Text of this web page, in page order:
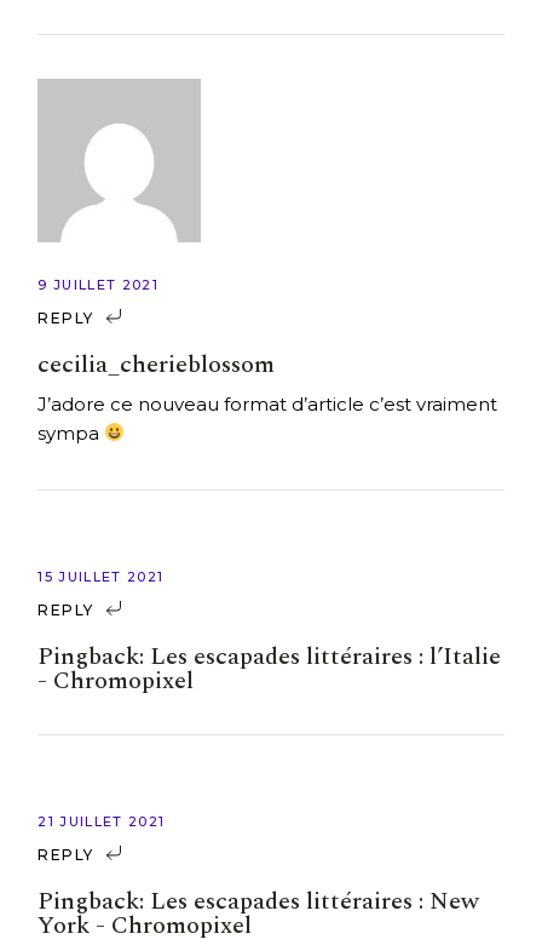
9 JUILLET 2021
REPLY
cecilia_cherieblossom
J’adore ce nouveau format d’article c’est vraiment
sympa
15 JUILLET 2021
REPLY
Pingback: Les escapades littéraires : l’Italie
- Chromopixel
21 JUILLET 2021
REPLY
Pingback: Les escapades littéraires : New
York - Chromopixel